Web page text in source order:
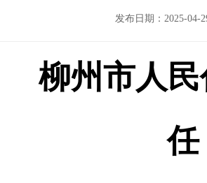
发布日期：2025-
柳州市人
任